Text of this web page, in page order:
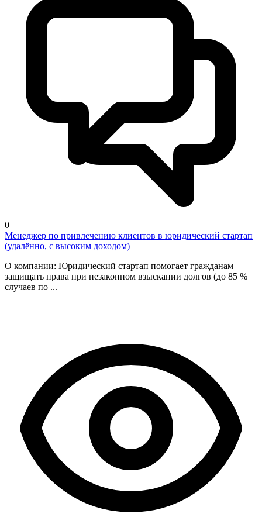
0
Менеджер по привлечению клиентов в юридический стартап
(удалённо, с высоким доходом)
О компании: Юридический стартап помогает гражданам
защищать права при незаконном взыскании долгов (до 85 %
случаев по ...